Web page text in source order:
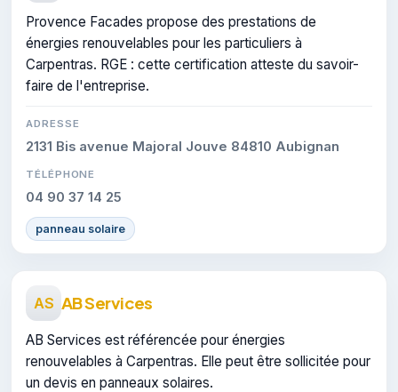
Provence Facades propose des prestations de
énergies renouvelables pour les particuliers à
Carpentras. RGE : cette certification atteste du savoir-
faire de l'entreprise.
ADRESSE
2131 Bis avenue Majoral Jouve 84810 Aubignan
TÉLÉPHONE
04 90 37 14 25
panneau solaire
AS AB Services
AB Services est référencée pour énergies
renouvelables à Carpentras. Elle peut être sollicitée pour
un devis en panneaux solaires.